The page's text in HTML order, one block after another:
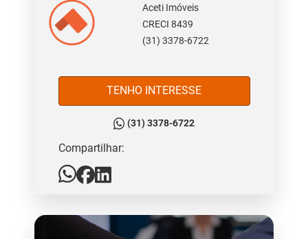
Aceti Imóveis
CRECI 8439
(31) 3378-6722
TENHO INTERESSE
(31) 3378-6722
Compartilhar: